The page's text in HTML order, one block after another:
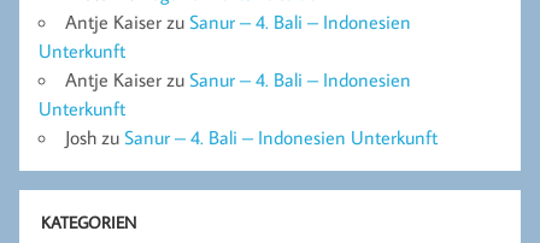
Antje Kaiser zu Sanur – 4. Bali – Indonesien
Unterkunft
Antje Kaiser zu Sanur – 4. Bali – Indonesien
Unterkunft
Josh zu Sanur – 4. Bali – Indonesien Unterkunft
KATEGORIEN